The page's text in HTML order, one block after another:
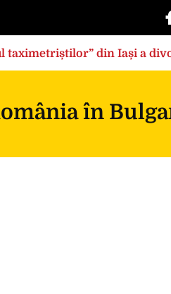
taximetriștilor” din Iași a
în